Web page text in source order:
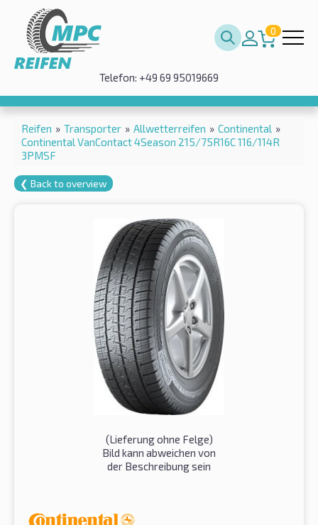
0
Telefon: +49 69 95019669
Reifen » Transporter » Allwetterreifen » Continental »
Continental VanContact 4Season 215/75R16C 116/114R
3PMSF
❮ Back to overview
(Lieferung ohne Felge)
Bild kann abweichen von
der Beschreibung sein